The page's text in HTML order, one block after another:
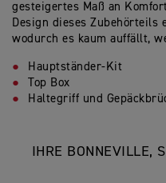
gesteigertes Maß an
Design dieses Zubehörteils
wodurch es kaum auffällt,
Hauptständer-Kit
Top Box
Haltegriff und
IHRE BONNEVILLE,